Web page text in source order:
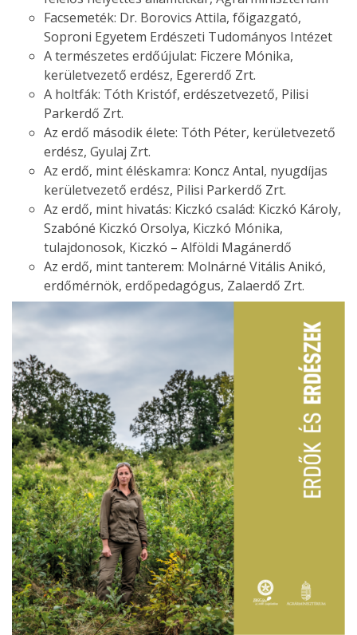
Facsemeték: Dr. Borovics Attila, főigazgató,
Soproni Egyetem Erdészeti Tudományos Intézet
A természetes erdőújulat: Ficzere Mónika,
kerületvezető erdész, Egererdő Zrt.
A holtfák: Tóth Kristóf, erdészetvezető, Pilisi
Parkerdő Zrt.
Az erdő második élete: Tóth Péter, kerületvezető
erdész, Gyulaj Zrt.
Az erdő, mint éléskamra: Koncz Antal, nyugdíjas
kerületvezető erdész, Pilisi Parkerdő Zrt.
Az erdő, mint hivatás: Kiczkó család: Kiczkó Károly,
Szabóné Kiczkó Orsolya, Kiczkó Mónika,
tulajdonosok, Kiczkó – Alföldi Magánerdő
Az erdő, mint tanterem: Molnárné Vitális Anikó,
erdőmérnök, erdőpedagógus, Zalaerdő Zrt.